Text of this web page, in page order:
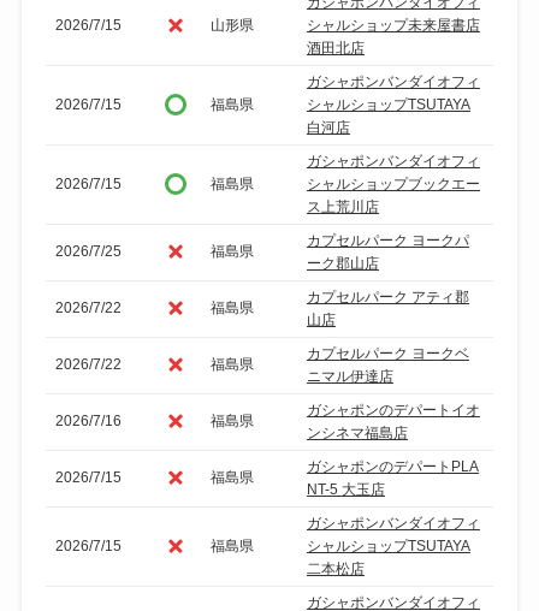
2026/7/15 山形県
シャルショップ未来屋書店
酒田北店
2026/7/15 福島県
ガシャポンバンダイオフィ
シャルショップTSUTAYA
白河店
2026/7/15 福島県
ガシャポンバンダイオフィ
シャルショップブックエー
ス上荒川店
2026/7/25 福島県
カプセルパーク ヨークパ
ーク郡山店
2026/7/22 福島県
カプセルパーク アティ郡
山店
2026/7/22 福島県
カプセルパーク ヨークベ
ニマル伊達店
2026/7/16 福島県
ガシャポンのデパートイオ
ンシネマ福島店
2026/7/15 福島県
ガシャポンのデパートPLA
NT-5 大玉店
2026/7/15 福島県
ガシャポンバンダイオフィ
シャルショップTSUTAYA
二本松店
ガシャポンバンダイオフィ